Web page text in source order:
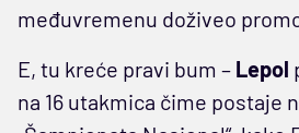
međuvremenu doživeo
E, tu kreće pravi bum – Lepol
na 16 utakmica čime postaje